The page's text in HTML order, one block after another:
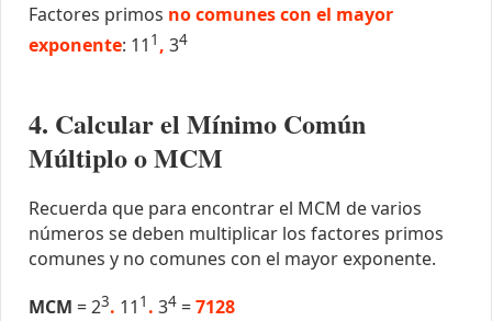
Factores primos no comunes con el mayor
exponente: 11 1 , 34
4. Calcular el Mínimo Común
Múltiplo o MCM
Recuerda que para encontrar el MCM de varios
números se deben multiplicar los factores primos
comunes y no comunes con el mayor exponente.
MCM = 23. 11 1 . 34=7128